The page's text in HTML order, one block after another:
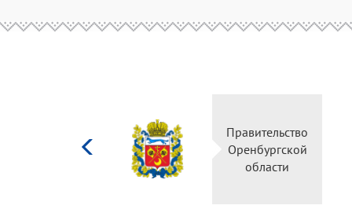
Правительство
Оренбургской
области